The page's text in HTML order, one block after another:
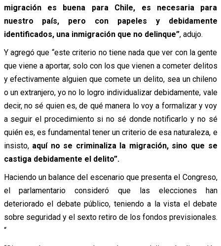
migración es buena para Chile, es necesaria para
nuestro país, pero con papeles y debidamente
identificados, una inmigración que no delinque”, adujo.
Y agregó que “este criterio no tiene nada que ver con la gente
que viene a aportar, solo con los que vienen a cometer delitos
y efectivamente alguien que comete un delito, sea un chileno
o un extranjero, yo no lo logro individualizar debidamente, vale
decir, no sé quien es, de qué manera lo voy a formalizar y voy
a seguir el procedimiento si no sé donde notificarlo y no sé
quién es, es fundamental tener un criterio de esa naturaleza, e
insisto,aquí no se criminaliza la migración, sino que se
castiga debidamente el delito”.
Haciendo un balance del escenario que presenta el Congreso,
el parlamentario consideró que las elecciones han
deteriorado el debate público, teniendo a la vista el debate
sobre seguridad y el sexto retiro de los fondos previsionales.
“